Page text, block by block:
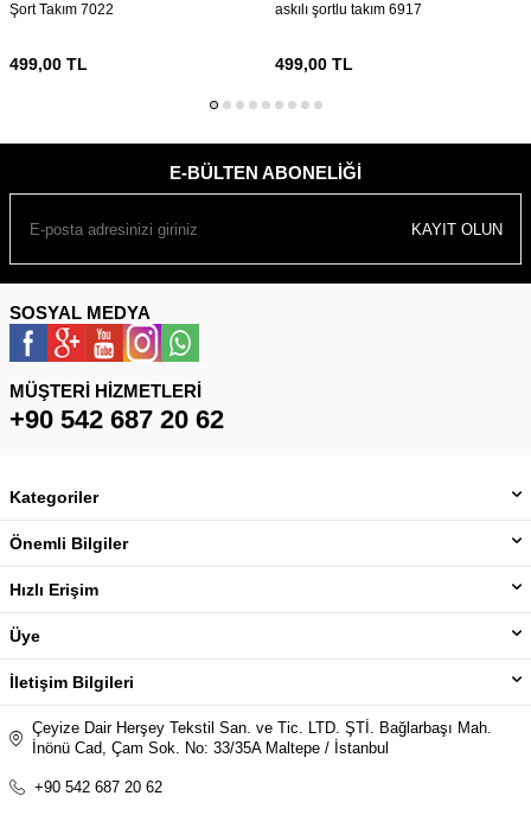
Şort Takım 7022
499,00 TL
askılı şortlu takım 6917
499,00TL
E-BÜLTEN ABONELIĞI
KAYIT OLUN
SOSYAL MEDYA
MÜŞTERI HIZMETLERI
+90 542 687 20 62
Kategoriler
Önemli Bilgiler
Hızlı Erişim
Üye
İletişim Bilgileri
Çeyize Dair Herşey Tekstil San. ve Tic. LTD. ŞTİ. Bağlarbaşı Mah.
İnönü Cad, Çam Sok. No: 33/35A Maltepe / İstanbul
+90 542 687 20 62